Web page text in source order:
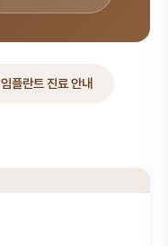
임플란트 진료 안내